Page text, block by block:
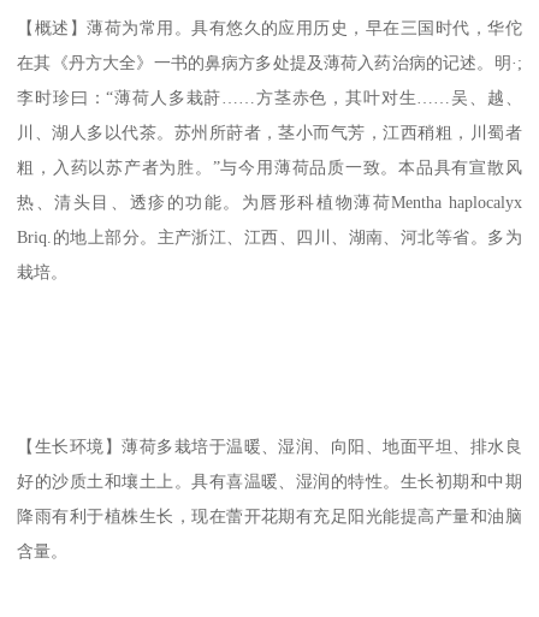
【概述】薄荷为常用。具有悠久的应用历史，早在三国时代，华佗
在其《丹方大全》一书的鼻病方多处提及薄荷入药治病的记述。明·;
李时珍曰：“薄荷人多栽莳……方茎赤色，其叶对生……吴、越、
川、湖人多以代茶。苏州所莳者，茎小而气芳，江西稍粗，川蜀者
粗，入药以苏产者为胜。”与今用薄荷品质一致。本品具有宣散风
热、清头目、透疹的功能。为唇形科植物薄荷Mentha haplocalyx
Briq.的地上部分。主产浙江、江西、四川、湖南、河北等省。多为
栽培。
【生长环境】薄荷多栽培于温暖、湿润、向阳、地面平坦、排水良
好的沙质土和壤土上。具有喜温暖、湿润的特性。生长初期和中期
降雨有利于植株生长，现在蕾开花期有充足阳光能提高产量和油脑
含量。